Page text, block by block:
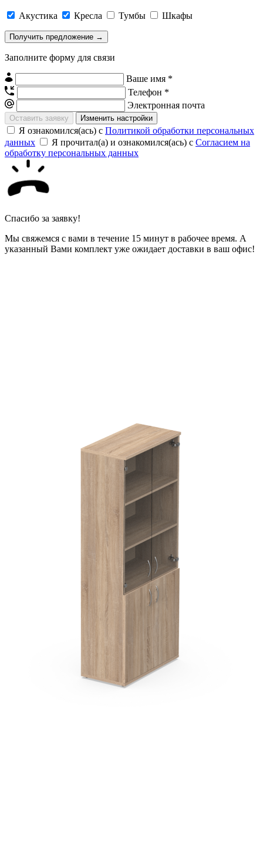
Акустика Кресла Тумбы Шкафы
Заполните форму для связи
Ваше имя *
Телефон *
Электронная почта
Изменить настройки
Я ознакомился(ась) с Политикой обработки персональных
данных
Я прочитал(а) и ознакомился(ась) с Согласием на
обработку персональных данных
Спасибо за заявку!
Мы свяжемся с вами в течение 15 минут в рабочее время. А
указанный Вами комплект уже ожидает доставки в ваш офис!